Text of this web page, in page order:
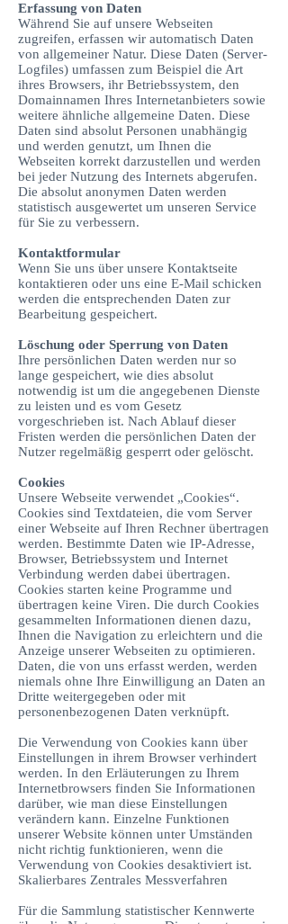
Erfassung von Daten
Während Sie auf unsere Webseiten
zugreifen, erfassen wir automatisch Daten
von allgemeiner Natur. Diese Daten (Server-
Logfiles) umfassen zum Beispiel die Art
ihres Browsers, ihr Betriebssystem, den
Domainnamen Ihres Internetanbieters sowie
weitere ähnliche allgemeine Daten. Diese
Daten sind absolut Personen unabhängig
und werden genutzt, um Ihnen die
Webseiten korrekt darzustellen und werden
bei jeder Nutzung des Internets abgerufen.
Die absolut anonymen Daten werden
statistisch ausgewertet um unseren Service
für Sie zu verbessern.
Kontaktformular
Wenn Sie uns über unsere Kontaktseite
kontaktieren oder uns eine E-Mail schicken
werden die entsprechenden Daten zur
Bearbeitung gespeichert.
Löschung oder Sperrung von Daten
Ihre persönlichen Daten werden nur so
lange gespeichert, wie dies absolut
notwendig ist um die angegebenen Dienste
zu leisten und es vom Gesetz
vorgeschrieben ist. Nach Ablauf dieser
Fristen werden die persönlichen Daten der
Nutzer regelmäßig gesperrt oder gelöscht.
Cookies
Unsere Webseite verwendet „Cookies“.
Cookies sind Textdateien, die vom Server
einer Webseite auf Ihren Rechner übertragen
werden. Bestimmte Daten wie IP-Adresse,
Browser, Betriebssystem und Internet
Verbindung werden dabei übertragen.
Cookies starten keine Programme und
übertragen keine Viren. Die durch Cookies
gesammelten Informationen dienen dazu,
Ihnen die Navigation zu erleichtern und die
Anzeige unserer Webseiten zu optimieren.
Daten, die von uns erfasst werden, werden
niemals ohne Ihre Einwilligung an Daten an
Dritte weitergegeben oder mit
personenbezogenen Daten verknüpft.
Die Verwendung von Cookies kann über
Einstellungen in ihrem Browser verhindert
werden. In den Erläuterungen zu Ihrem
Internetbrowsers finden Sie Informationen
darüber, wie man diese Einstellungen
verändern kann. Einzelne Funktionen
unserer Website können unter Umständen
nicht richtig funktionieren, wenn die
Verwendung von Cookies desaktiviert ist.
Skalierbares Zentrales Messverfahren
Für die Sammlung statistischer Kennwerte